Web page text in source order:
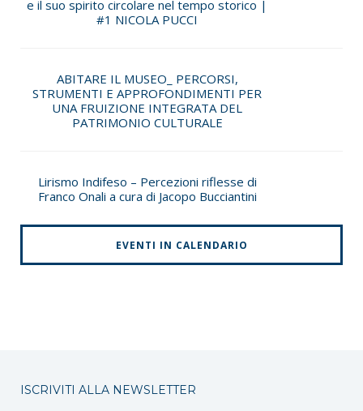
e il suo spirito circolare nel tempo storico |
#1 NICOLA PUCCI
ABITARE IL MUSEO_ PERCORSI,
STRUMENTI E APPROFONDIMENTI PER
UNA FRUIZIONE INTEGRATA DEL
PATRIMONIO CULTURALE
Lirismo Indifeso – Percezioni riflesse di
Franco Onali a cura di Jacopo Bucciantini
EVENTI IN CALENDARIO
ISCRIVITI ALLA NEWSLETTER